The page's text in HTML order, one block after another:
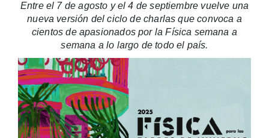
Entre el 7 de agosto y el 4 de septiembre vuelve una
nueva versión del ciclo de charlas que convoca a
cientos de apasionados por la Física semana a
semana a lo largo de todo el país.